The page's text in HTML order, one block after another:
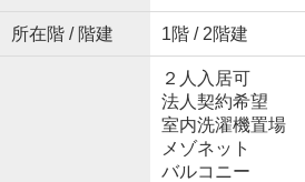
所在階 / 階建 1階 / 2階建
２人入居可
法人契約希望
室内洗濯機置場
メゾネット
バルコニー